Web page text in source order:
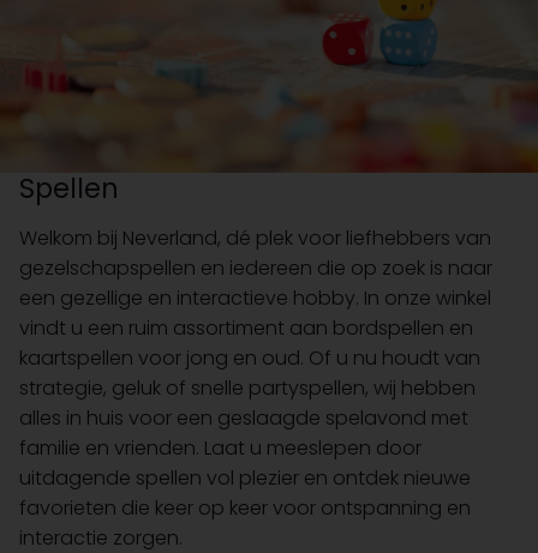
Spellen
Welkom bij Neverland, dé plek voor liefhebbers van
gezelschapspellen en iedereen die op zoek is naar
een gezellige en interactieve hobby. In onze winkel
vindt u een ruim assortiment aan bordspellen en
kaartspellen voor jong en oud. Of u nu houdt van
strategie, geluk of snelle partyspellen, wij hebben
alles in huis voor een geslaagde spelavond met
familie en vrienden. Laat u meeslepen door
uitdagende spellen vol plezier en ontdek nieuwe
favorieten die keer op keer voor ontspanning en
interactie zorgen.